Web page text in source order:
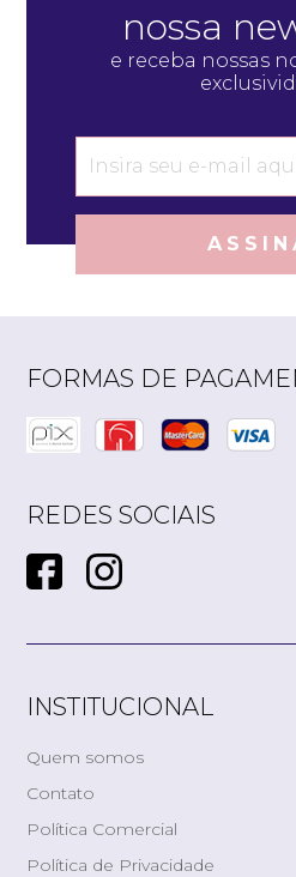
nossa
e receba nossas
FORMAS DE
REDES SOCIAIS
INSTITUCIONAL
Quem somos
Contato
Política Comercial
Política de Privacidade